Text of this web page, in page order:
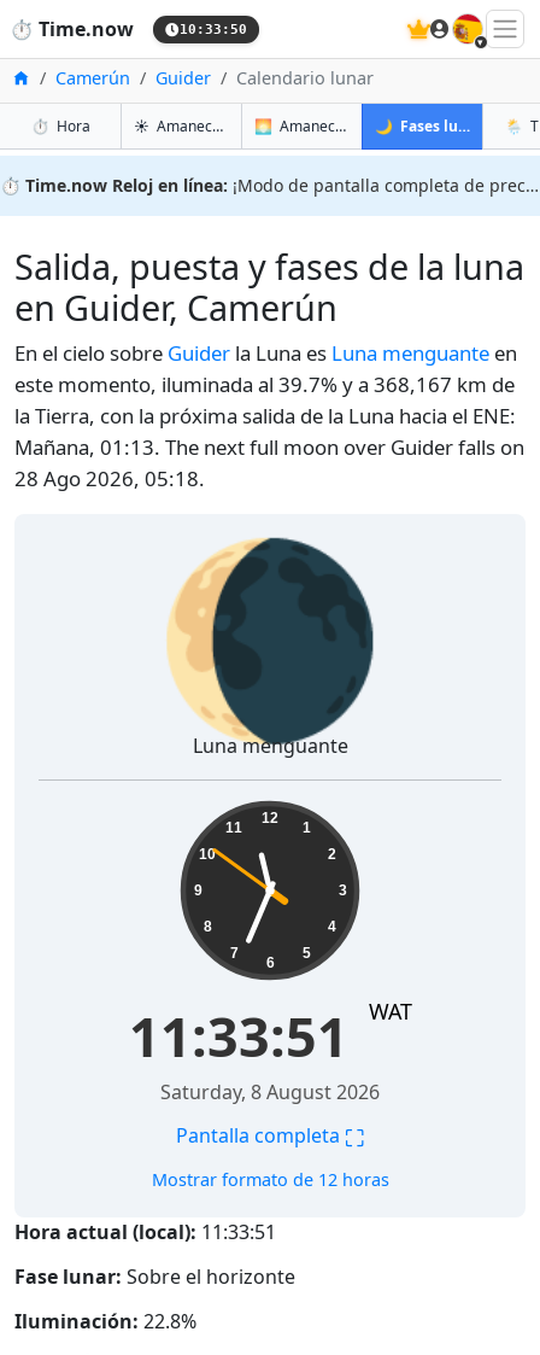
⏱️ Time.now 10:33:51 🇪🇸
InicioCamerún Guider Calendario lunar
⏱️ Horaen Guider
☀️ Amanecer y atardecer en Guider
🌅 Amanecer y atardecer mañana en
🌙 Fases lunares en
🌦️
⏱️ Time.now Reloj en línea: ¡Modo de pantalla completa de precisión!
Salida, puesta y fases de la luna
en Guider, Camerún
En el cielo sobre Guider la Luna es Luna menguante en
este momento, iluminada al 39.7% y a 368,167 km de
la Tierra, con la próxima salida de la Luna hacia el ENE:
Mañana, 01:13. The next full moon over Guider falls on
28 Ago 2026, 05:18.
🌘
Luna menguante
12
1
2
3
4
5
6
7
8
9
10
11
11:33:52 WAT
Saturday, 8 August 2026
Pantalla completa ⛶
Mostrar formato de 12 horas
Hora actual (local): 11:33:52
Fase lunar: Sobre el horizonte
Iluminación: 22.8%